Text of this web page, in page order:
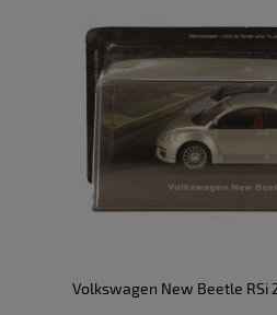
Volkswagen New Beetle RSi